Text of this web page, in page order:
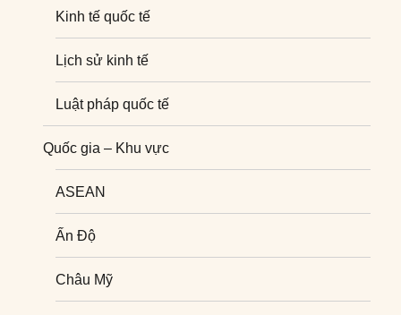
Kinh tế quốc tế
Lịch sử kinh tế
Luật pháp quốc tế
Quốc gia – Khu vực
ASEAN
Ấn Độ
Châu Mỹ